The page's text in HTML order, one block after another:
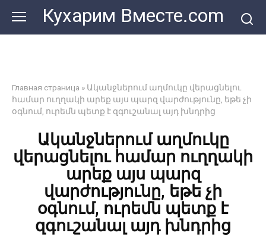
контенту
Кухарим Вместе.com
Главная страница » Ականջներում աղմուկը վերացնելու
համար ուղղակի արեք այս պարզ վարժությունը, եթե չի
օգնում, ուրեմն պետք է զգուշանալ այդ խնդրից
Ականջներում աղմուկը
վերացնելու համար ուղղակի
արեք այս պարզ
վարժությունը, եթե չի
օգնում, ուրեմն պետք է
զգուշանալ այդ խնդրից